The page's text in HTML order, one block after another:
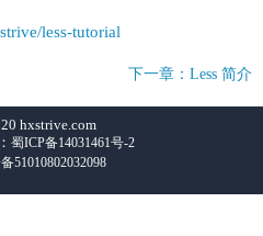
less-tutorial
下一章：Less 简介
hxstrive.com
蜀ICP备14031461号-2
51010802032098